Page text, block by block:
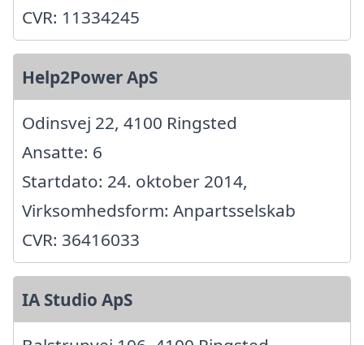
CVR: 11334245
Help2Power ApS
Odinsvej 22, 4100 Ringsted
Ansatte: 6
Startdato: 24. oktober 2014,
Virksomhedsform: Anpartsselskab
CVR: 36416033
IA Studio ApS